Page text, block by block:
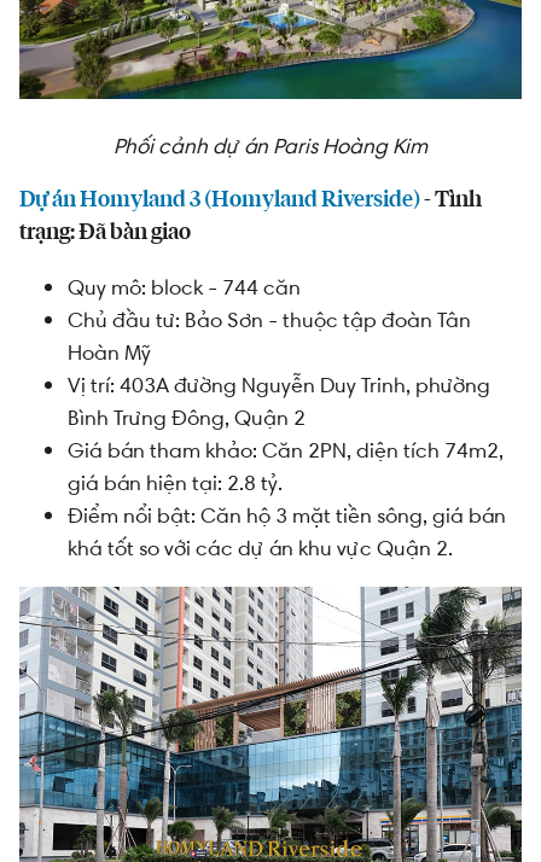
Phối cảnh dự án Paris Hoàng Kim
Dự án Homyland 3 (Homyland Riverside)- Tình
trạng: Đã bàn giao
Quy mô: block - 744 căn
Chủ đầu tư: Bảo Sơn - thuộc tập đoàn Tân
Hoàn Mỹ
Vị trí: 403A đường Nguyễn Duy Trinh, phường
Bình Trưng Đông, Quận 2
Giá bán tham khảo: Căn 2PN, diện tích 74m2,
giá bán hiện tại: 2.8 tỷ.
Điểm nổi bật: Căn hộ 3 mặt tiền sông, giá bán
khá tốt so với các dự án khu vực Quận 2.